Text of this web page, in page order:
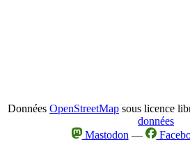
Données OpenStreetMap sous licence
données
Mastodon —